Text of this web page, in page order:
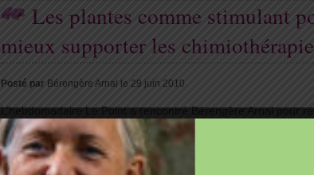
Les plantes comme stimulant
mieux supporter les
Posté par Bérengère Arnal le 29 juin 2010
L’hebdomadaire Le Point a rencontré Bérengère Arnal pour
conseils pour le bien de tous ceux qui souhaitent mieux vivre
traitements contre le cancer en utilisant les plantes. Retrouvez
de l’article du numéro daté du 10 Juin 2010 en cliquant sur ce